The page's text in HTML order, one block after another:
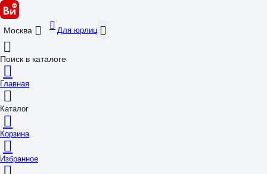
Москва Для юрлиц
Поиск в каталоге
Главная
Каталог
Корзина
Избранное